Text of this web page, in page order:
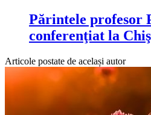
Părintele profesor
conferenţiat la
Articole postate de același autor